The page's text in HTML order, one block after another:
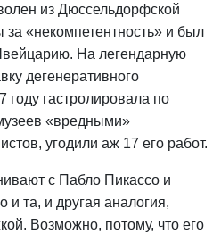
из Дюссельдорфской
за «некомпетентность» и был
На легендарную
дегенеративного
году гастролировала по
«вредными»
угодили аж 17 его работ.
с Пабло Пикассо и
и та, и другая аналогия,
Возможно, потому, что его